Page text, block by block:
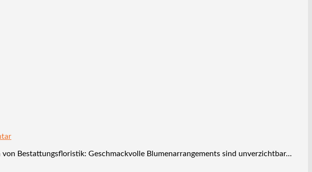
Bestattungsfloristik: Geschmackvolle Blumenarrangements sind unverzichtbar…